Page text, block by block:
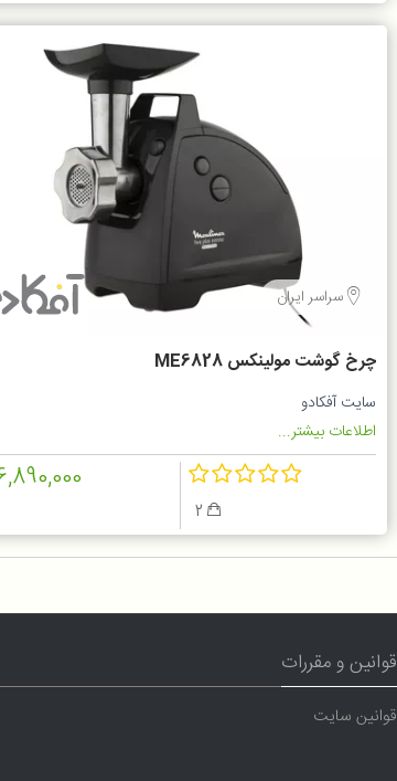
سراسر ایران
چرخ گوشت مولینکس ME6828
سایت آفکادو
اطلاعات بیشتر...
قوانین و مقررات
قوانین سایت